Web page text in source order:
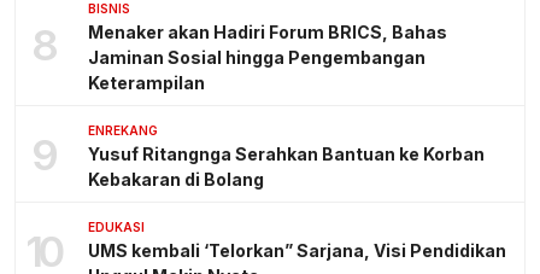
8
BISNIS
Menaker akan Hadiri Forum BRICS, Bahas
Jaminan Sosial hingga Pengembangan
Keterampilan
9 ENREKANG
Yusuf Ritangnga Serahkan Bantuan ke Korban
Kebakaran di Bolang
10 EDUKASI
UMS kembali ‘Telorkan” Sarjana, Visi Pendidikan